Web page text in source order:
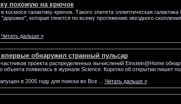
похожую на крючок
космосе галактику-крючок. Такого эпитета эллиптическая
которая тянется по всему протяжению звездного
Читать дальше »
обнаружил странный пульсар
проекта распределенных вычислений Einstein@Home
объекта появилась в журнале Science. Коротко об открытии пишет
в 2005 году для поиска во Все
Читать дальше »